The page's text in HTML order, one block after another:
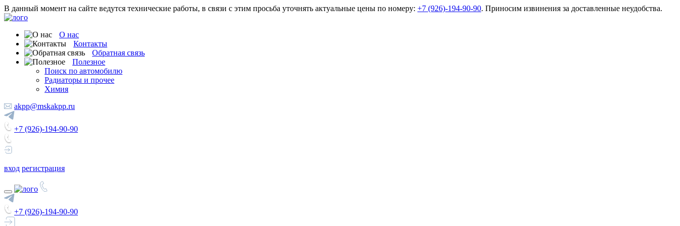
В данный момент на сайте ведутся технические работы, в связи с этим просьба уточнять актуальные цены по номеру: +7 (926)-194-90-90. Приносим извинения за доставленные неудобства.
О нас
Контакты
Обратная связь
Полезное
Поиск по автомобилю
Радиаторы и прочее
Химия
akpp@mskakpp.ru
+7 (926)-194-90-90
вход регистрация
+7 (926)-194-90-90